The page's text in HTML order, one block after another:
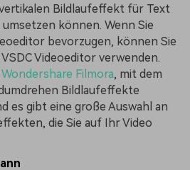
Bildlaufeffekt für Text
können. Wenn Sie
bevorzugen, können Sie
Videoeditor verwenden.
Wondershare Filmora, mit dem
Bildlaufeffekte
es gibt eine große Auswahl an
die Sie auf Ihr Video